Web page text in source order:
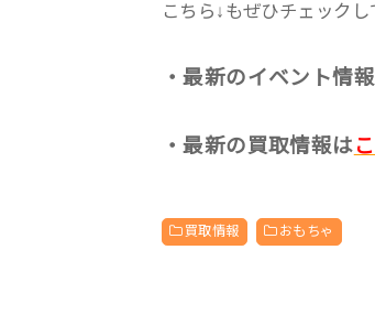
こちら↓もぜひチェック
・最新のイベント情
・最新の買取情報は
買取情報 おもちゃ